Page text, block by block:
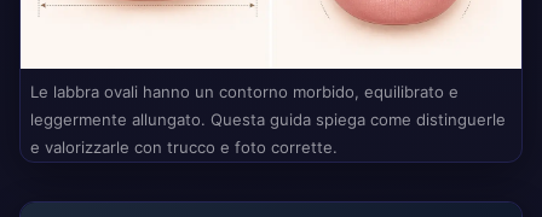
Le labbra ovali hanno un contorno morbido, equilibrato e
leggermente allungato. Questa guida spiega come distinguerle
e valorizzarle con trucco e foto corrette.